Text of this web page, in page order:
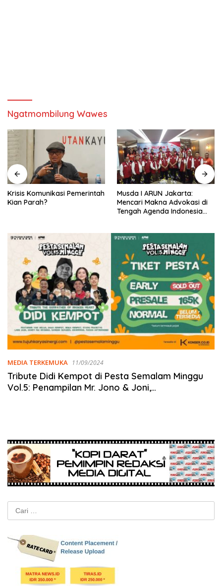
Ngatmombilung Wawes
Krisis Komunikasi Pemerintah
Kian Parah?
Musda I ARUN Jakarta:
Mencari Makna Advokasi di
Tengah Agenda Indonesia
MEDIA TERKEMUKA 11/09/2024
Tribute Didi Kempot di Pesta Semalam Minggu
Vol.5: Penampilan Mr. Jono & Joni,